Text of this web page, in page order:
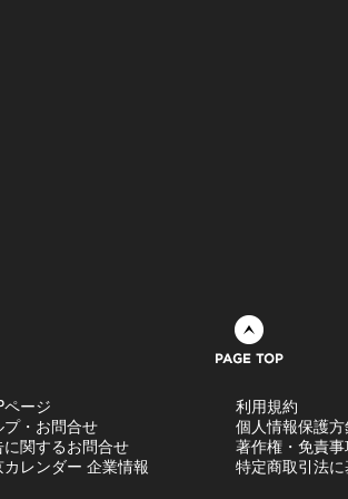
ページ
プ・お問合せ
に関するお問合せ
カレンダー 企業情報
利用規約
個人情報保護方
著作権・免責
特定商取引法